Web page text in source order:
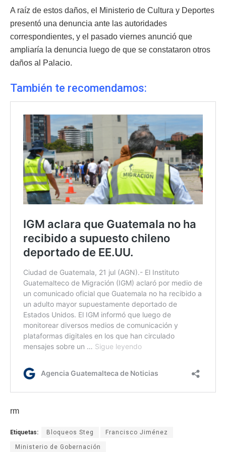
A raíz de estos daños, el Ministerio de Cultura y Deportes
presentó una denuncia ante las autoridades
correspondientes, y el pasado viernes anunció que
ampliaría la denuncia luego de que se constataron otros
daños al Palacio.
También te recomendamos:
rm
Etiquetas: Bloqueos Steg Francisco Jiménez
Ministerio de Gobernación